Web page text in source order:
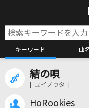
キーワード 曲
結の唄
[ ユイノウタ ]
HoRookies